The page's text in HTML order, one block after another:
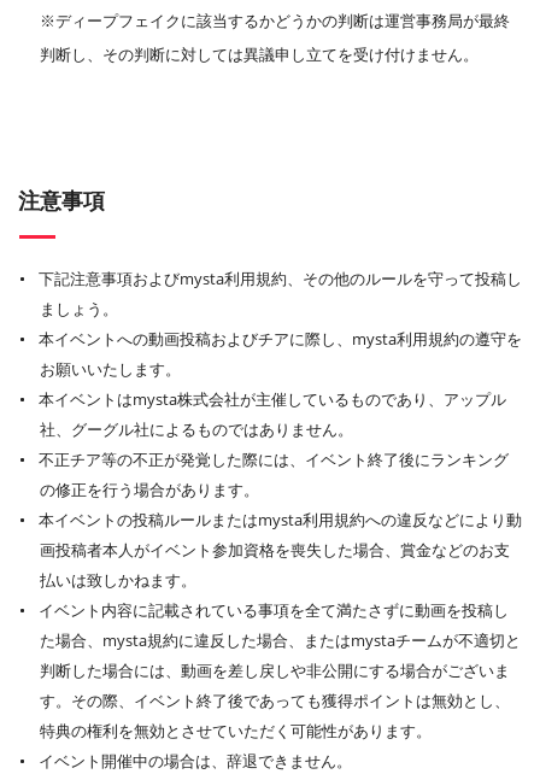
※ディープフェイクに該当するかどうかの判断は運営事務局が最終
判断し、その判断に対しては異議申し立てを受け付けません。
注意事項
下記注意事項およびmysta利用規約、その他のルールを守って投稿し
ましょう。
本イベントへの動画投稿およびチアに際し、mysta利用規約の遵守を
お願いいたします。
本イベントはmysta株式会社が主催しているものであり、アップル
社、グーグル社によるものではありません。
不正チア等の不正が発覚した際には、イベント終了後にランキング
の修正を行う場合があります。
本イベントの投稿ルールまたはmysta利用規約への違反などにより動
画投稿者本人がイベント参加資格を喪失した場合、賞金などのお支
払いは致しかねます。
イベント内容に記載されている事項を全て満たさずに動画を投稿し
た場合、mysta規約に違反した場合、またはmystaチームが不適切と
判断した場合には、動画を差し戻しや非公開にする場合がございま
す。その際、イベント終了後であっても獲得ポイントは無効とし、
特典の権利を無効とさせていただく可能性があります。
イベント開催中の場合は、辞退できません。